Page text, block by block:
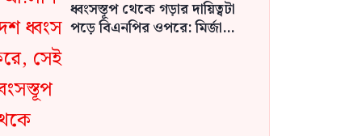
ধ্বংসস্তূপ থেকে গড়ার দায়িত্বটা
পড়ে বিএনপির ওপরে: মির্জা